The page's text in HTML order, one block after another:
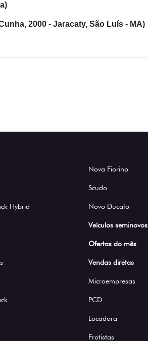
2000 - Jaracaty, São Luís - MA)
Hybrid
Nova Fiorino
Scudo
Novo Ducato
Veículos seminovos
Ofertas do mês
Vendas diretas
Microempresas
PCD
Locadora
Frotistas